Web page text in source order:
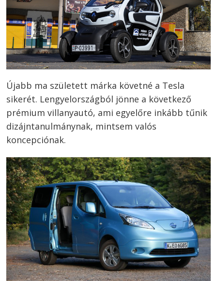
Újabb ma született márka követné a Tesla
sikerét. Lengyelországból jönne a következő
prémium villanyautó, ami egyelőre inkább tűnik
dizájntanulmánynak, mintsem valós
koncepciónak.